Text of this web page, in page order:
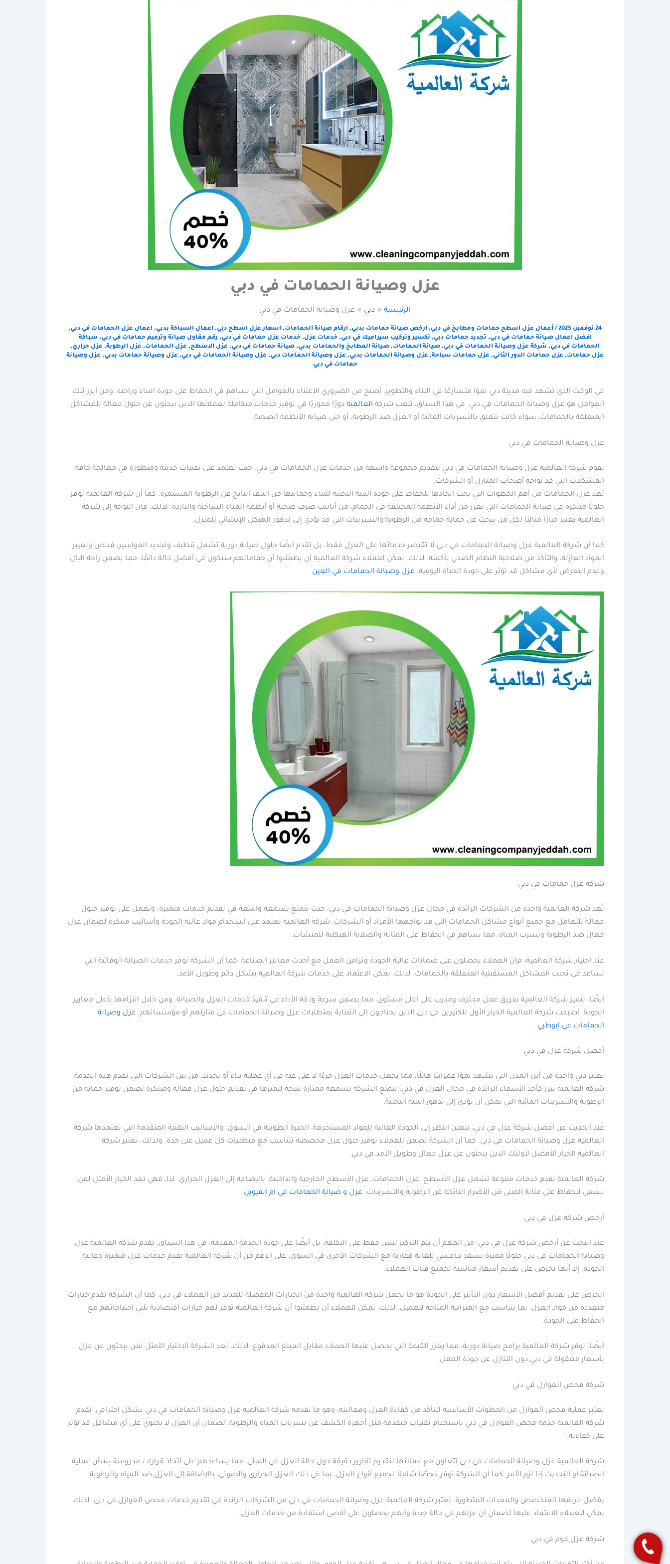
عزل وصيانة الحمامات في دبي
الرئيسية دبي عزل وصيانة الحمامات في دبي
24 نوفمبر، 2025 / أعمال عزل اسطح حمامات ومطابخ في دبي, ارخص صيانة حمامات بدبي, ارقام صيانة الحمامات, اسعار عزل اسطح دبي, اعمال السباكة بدبي, اعمال عزل الحمامات في دبي,
افضل اعمال صيانة حمامات في دبي, تجديد حمامات دبي, تكسير وتركيب سيراميك في دبي, خدمات عزل, خدمات عزل حمامات في دبي, رقم مقاول صيانة وترميم حمامات في دبي, سباكة
الحمامات في دبي, شركة عزل وصيانة الحمامات في دبي, صيانة الحمامات, صيانة المطابخ والحمامات بدبي, صيانة حمامات في دبي, عزل الاسطح, عزل الحمامات, عزل الرطوبة, عزل حراري,
عزل حمامات, عزل حمامات الدور الثاني, عزل حمامات سباحة, عزل وصيانة الحمامات بدبي, عزل وصيانة الحمامات دبي, عزل وصيانة الحمامات في دبي, عزل وصيانة حمامات بدبي, عزل وصيانة
حمامات في دبي
في الوقت الذي تشهد فيه مدينة دبي نموًا متسارعًا في البناء والتطوير، أصبح من الضروري الاعتناء بالعوامل التي تساهم في الحفاظ على جودة البناء وراحته، ومن أبرز تلك
العوامل هو عزل وصيانة الحمامات في دبي. في هذا السياق، تلعب شركة العالمية دورًا محوريًا في توفير خدمات متكاملة لعملائها الذين يبحثون عن حلول فعالة للمشاكل
المتعلقة بالحمامات، سواء كانت تتعلق بالتسربات المائية أو العزل ضد الرطوبة، أو حتى صيانة الأنظمة الصحية.
عزل وصيانة الحمامات في دبي
تقوم شركة العالمية عزل وصيانة الحمامات في دبي بتقديم مجموعة واسعة من خدمات عزل الحمامات في دبي، حيث تعتمد على تقنيات حديثة ومتطورة في معالجة كافة
المشكلات التي قد تواجه أصحاب المنازل أو الشركات.
يُعد عزل الحمامات من أهم الخطوات التي يجب اتخاذها للحفاظ على جودة البنية التحتية للبناء وحمايتها من التلف الناتج عن الرطوبة المستمرة. كما أن شركة العالمية توفر
حلولًا مبتكرة في صيانة الحمامات التي تعزز من أداء الأنظمة المختلفة في الحمام، من أنابيب صرف صحية أو أنظمة المياه الساخنة والباردة. لذلك، فإن التوجه إلى شركة
العالمية يعتبر خيارًا مثاليًا لكل من يبحث عن حماية حمامه من الرطوبة والتسريبات التي قد تؤدي إلى تدهور الهيكل الإنشائي للمنزل.
كما أن شركة العالمية عزل وصيانة الحمامات في دبي لا تقتصر خدماتها على العزل فقط، بل تقدم أيضًا حلول صيانة دورية تشمل تنظيف وتجديد المواسير، فحص وتغيير
المواد العازلة، والتأكد من صلاحية النظام الصحي بأكمله. لذلك، يمكن لعملاء شركة العالمية أن يطمئنوا أن حماماتهم ستكون في أفضل حالة دائمًا، مما يضمن راحة البال
وعدم التعرض لأي مشاكل قد تؤثر على جودة الحياة اليومية. عزل وصيانة الحمامات في العين
شركة عزل حمامات في دبي
تُعد شركة العالمية واحدة من الشركات الرائدة في مجال عزل وصيانة الحمامات في دبي، حيث تتمتع بسمعة واسعة في تقديم خدمات متميزة، وتعمل على توفير حلول
فعالة للتعامل مع جميع أنواع مشاكل الحمامات التي قد يواجهها الأفراد أو الشركات. شركة العالمية تعتمد على استخدام مواد عالية الجودة وأساليب مبتكرة لضمان عزل
فعال ضد الرطوبة وتسرب المياه، مما يساهم في الحفاظ على المتانة والصلابة الهيكلية للمنشآت.
عند اختيار شركة العالمية، فإن العملاء يحصلون على ضمانات عالية الجودة وتزامن العمل مع أحدث معايير الصناعة. كما أن الشركة توفر خدمات الصيانة الوقائية التي
تساعد في تجنب المشاكل المستقبلية المتعلقة بالحمامات. لذلك، يمكن الاعتماد على خدمات شركة العالمية بشكل دائم وطويل الأمد.
أيضًا، تتميز شركة العالمية بفريق عمل محترف ومدرب على أعلى مستوى، مما يضمن سرعة ودقة الأداء في تنفيذ خدمات العزل والصيانة. ومن خلال التزامها بأعلى معايير
الجودة، أصبحت شركة العالمية الخيار الأول للكثيرين في دبي الذين يحتاجون إلى العناية بمتطلبات عزل وصيانة الحمامات في منازلهم أو مؤسساتهم. عزل وصيانة
الحمامات في ابوظبي
أفضل شركة عزل في دبي
تعتبر دبي واحدة من أبرز المدن التي تشهد نموًا عمرانيًا هائلًا، مما يجعل خدمات العزل جزءًا لا غنى عنه في أي عملية بناء أو تجديد. من بين الشركات التي تقدم هذه الخدمة،
شركة العالمية تبرز كأحد الأسماء الرائدة في مجال العزل في دبي. تتمتع الشركة بسمعة ممتازة نتيجة لتميزها في تقديم حلول عزل فعالة ومبتكرة تضمن توفير حماية من
الرطوبة والتسريبات المائية التي يمكن أن تؤدي إلى تدهور البنية التحتية.
عند الحديث عن أفضل شركة عزل في دبي، يتعين النظر إلى الجودة العالية للمواد المستخدمة، الخبرة الطويلة في السوق، والأساليب التقنية المتقدمة التي تعتمدها شركة
العالمية عزل وصيانة الحمامات في دبي. كما أن الشركة تضمن للعملاء توفير حلول عزل مخصصة تتناسب مع متطلبات كل عميل على حدة. ولذلك، تعتبر شركة
العالمية الخيار الأفضل لأولئك الذين يبحثون عن عزل فعال وطويل الأمد في دبي.
شركة العالمية تقدم خدمات متنوعة تشمل عزل الأسطح، عزل الحمامات، عزل الأسطح الخارجية والداخلية، بالإضافة إلى العزل الحراري. لذا، فهي تعد الخيار الأمثل لمن
يسعى للحفاظ على متانة المبنى من الأضرار الناتجة عن الرطوبة والتسريبات. عزل و صيانة الحمامات في ام القيوين
أرخص شركة عزل في دبي
عند البحث عن أرخص شركة عزل في دبي، من المهم أن يتم التركيز ليس فقط على التكلفة، بل أيضًا على جودة الخدمة المقدمة. في هذا السياق، تقدم شركة العالمية عزل
وصيانة الحمامات في دبي حلولًا مميزة بسعر تنافسي للغاية مقارنة مع الشركات الأخرى في السوق. على الرغم من أن شركة العالمية تقدم خدمات عزل متميزة وعالية
الجودة، إلا أنها تحرص على تقديم أسعار مناسبة لجميع فئات العملاء.
الحرص على تقديم أفضل الأسعار دون التأثير على الجودة هو ما يجعل شركة العالمية واحدة من الخيارات المفضلة للعديد من العملاء في دبي. كما أن الشركة تقدم خيارات
متعددة من مواد العزل، بما يتناسب مع الميزانية المتاحة للعميل. لذلك، يمكن للعملاء أن يطمئنوا أن شركة العالمية توفر لهم خيارات اقتصادية تلبي احتياجاتهم مع
الحفاظ على الجودة.
أيضًا، توفر شركة العالمية برامج صيانة دورية، مما يعزز القيمة التي يحصل عليها العملاء مقابل المبلغ المدفوع. لذلك، تعد الشركة الاختيار الأمثل لمن يبحثون عن عزل
بأسعار معقولة في دبي دون التنازل عن جودة العمل.
شركة فحص العوازل في دبي
تعتبر عملية فحص العوازل من الخطوات الأساسية للتأكد من كفاءة العزل وفعاليته، وهو ما تقدمه شركة العالمية عزل وصيانة الحمامات في دبي بشكل احترافي. تقدم
شركة العالمية خدمة فحص العوازل في دبي باستخدام تقنيات متقدمة مثل أجهزة الكشف عن تسربات المياه والرطوبة، لضمان أن العزل لا يحتوي على أي مشاكل قد تؤثر
على كفاءته.
شركة العالمية عزل وصيانة الحمامات في دبي تتعاون مع عملائها لتقديم تقارير دقيقة حول حالة العزل في المبنى، مما يساعدهم على اتخاذ قرارات مدروسة بشأن عملية
الصيانة أو التحديث إذا لزم الأمر. كما أن الشركة توفر فحصًا شاملاً لجميع أنواع العزل، بما في ذلك العزل الحراري والصوتي، بالإضافة إلى العزل ضد المياه والرطوبة.
بفضل فريقها المتخصص والمعدات المتطورة، تعتبر شركة العالمية عزل وصيانة الحمامات في دبي من الشركات الرائدة في تقديم خدمات فحص العوازل في دبي. لذلك،
يمكن للعملاء الاعتماد عليها لضمان أن عزلهم في حالة جيدة وأنهم يحصلون على أقصى استفادة من خدمات العزل.
شركة عزل فوم في دبي